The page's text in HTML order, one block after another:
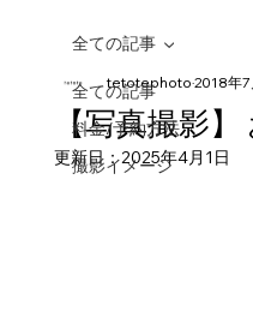
全ての記事
料金/予約方法
撮影イメージ
全ての記事
【写真撮影
tetotephoto2018年7
更新日：2025年4月1日